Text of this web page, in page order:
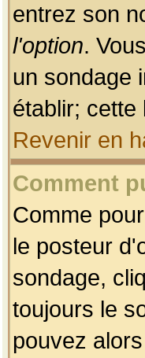
entrez son
l'option.
un sondage
établir; cette
Revenir en
Comment
Comme
le posteur
sondage,
toujours le
pouvez